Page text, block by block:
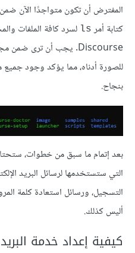
كتابة أمر ls لسرد كافة الملفات
بنجاح.
بعد إتمام ما سبق من خطوات،
التي ستستخدمها لرسائل البريد
التسجيل، ورسائل استعادة كلمة
أليس كذلك.
كيفية إعداد خدمة